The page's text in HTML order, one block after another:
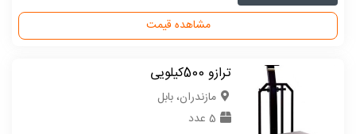
مشاهده قیمت
ترازو 500کیلویی
مازندران، بابل
5 عدد